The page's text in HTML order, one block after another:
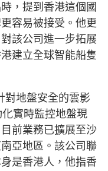
，提到香港這個國
容易被接受。他更
該公司進一步拓展
建立全球智能船隻
對地盤安全的雲影
實時監控地盤現
前業務已擴展至沙
亞地區。該公司聯
是香港人，他指香